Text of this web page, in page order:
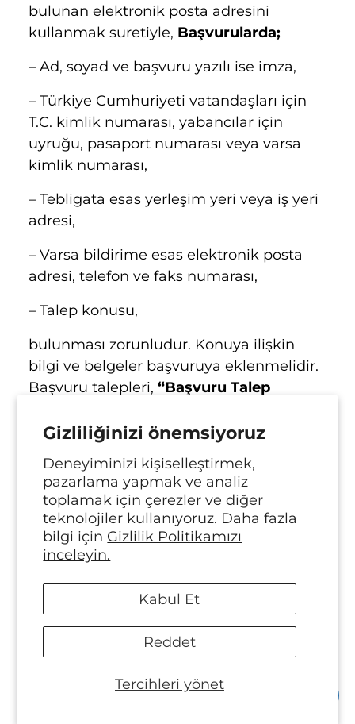
Gizliliğinizi önemsiyoruz
Deneyiminizi kişiselleştirmek,
pazarlama yapmak ve analiz
toplamak için çerezler ve diğer
teknolojiler kullanıyoruz. Daha fazla
bilgi için Gizlilik Politikamızı
inceleyin.
Tercihleri ​​yönet
Kabul Et
Reddet
bulunan elektronik posta adresini
kullanmak suretiyle, Başvurularda;
– Ad, soyad ve başvuru yazılı ise imza,
– Türkiye Cumhuriyeti vatandaşları için
T.C. kimlik numarası, yabancılar için
uyruğu, pasaport numarası veya varsa
kimlik numarası,
– Tebligata esas yerleşim yeri veya iş yeri
adresi,
– Varsa bildirime esas elektronik posta
adresi, telefon ve faks numarası,
– Talep konusu,
bulunması zorunludur. Konuya ilişkin
bilgi ve belgeler başvuruya eklenmelidir.
Başvuru talepleri, “Başvuru Talep
İlgili kişilerin yapacağı başvurular için, iş
SORUMLUSUNA İLİŞKİN BİLGİLER”
başlıklı bölümünde belirtilen iletişim
kanalları kullanılabilir.
BİRCOM İYİ TEKNOLOJİLER,
en kısa sürede ve en geç otuz gün içinde
ücretsiz olarak sonuçlandırır. Ancak,
işlemin ayrıca bir maliyet gerektirmesi
hâlinde, “Veri Sorumlusuna Başvuru Usul
Ve Esasları Hakkında Tebliğ” in 7’nci